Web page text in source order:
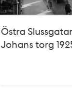
Östra
Johans torg